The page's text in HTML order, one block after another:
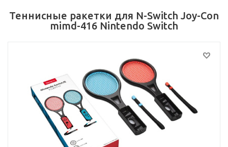
Теннисные ракетки для N-Switch Joy-Con
mimd-416 Nintendo Switch